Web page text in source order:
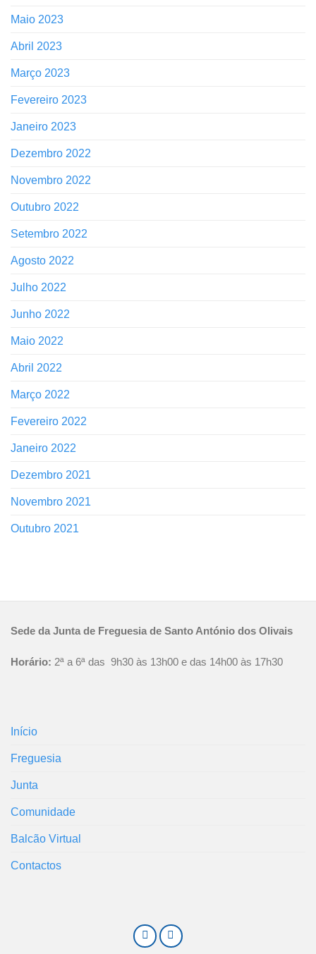
Maio 2023
Abril 2023
Março 2023
Fevereiro 2023
Janeiro 2023
Dezembro 2022
Novembro 2022
Outubro 2022
Setembro 2022
Agosto 2022
Julho 2022
Junho 2022
Maio 2022
Abril 2022
Março 2022
Fevereiro 2022
Janeiro 2022
Dezembro 2021
Novembro 2021
Outubro 2021
Sede da Junta de Freguesia de Santo António dos Olivais
Horário: 2ª a 6ª das 9h30 às 13h00 e das 14h00 às 17h30
Início
Freguesia
Junta
Comunidade
Balcão Virtual
Contactos